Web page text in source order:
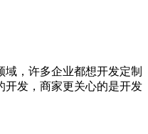
，许多企业都想开发定制
开发，商家更关心的是开发